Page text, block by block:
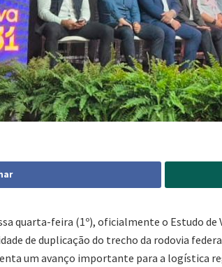
quarta-feira (1º), oficialmente o Estudo de
de duplicação do trecho da rodovia
um avanço importante para a logística